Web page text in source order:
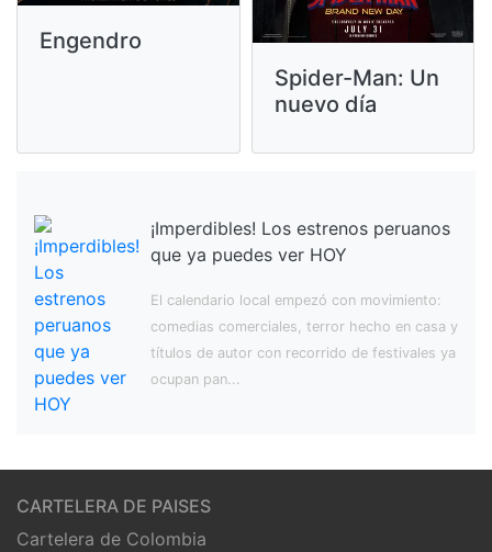
Engendro
Spider-Man: Un
nuevo día
¡Imperdibles! Los estrenos peruanos
que ya puedes ver HOY
El calendario local empezó con movimiento:
comedias comerciales, terror hecho en casa y
títulos de autor con recorrido de festivales ya
ocupan pan...
CARTELERA DE PAISES
Cartelera de Colombia